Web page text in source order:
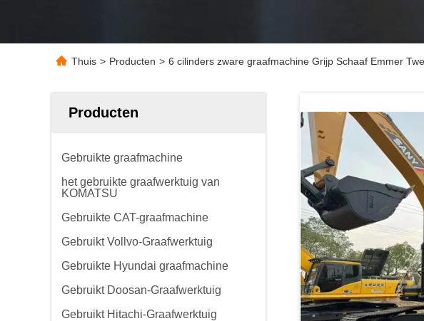
Thuis > Producten > 6 cilinders zware graafmachine Grijp Schaaf Emmer
Producten
Gebruikte graafmachine
het gebruikte graafwerktuig van
KOMATSU
Gebruikte CAT-graafmachine
Gebruikt Vollvo-Graafwerktuig
Gebruikte Hyundai graafmachine
Gebruikt Doosan-Graafwerktuig
Gebruikt Hitachi-Graafwerktuig